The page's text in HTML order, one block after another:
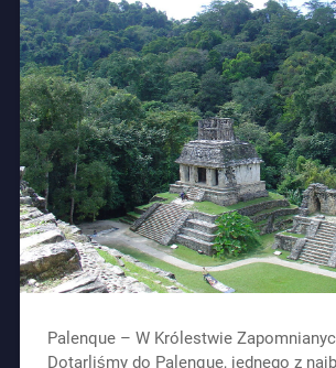
Palenque – W Królestwie
Dotarliśmy do Palenque, jednego z